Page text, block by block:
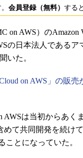
会員登録（無料） する
on AWS）のAmazon
の日本法人であるア
いた。
on AWS」の販
は当初からあく
て共同開発を続け
ことになっていた。